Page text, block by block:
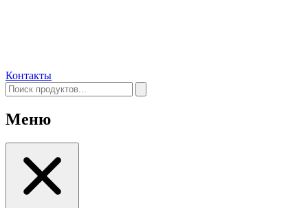
Контакты
Меню